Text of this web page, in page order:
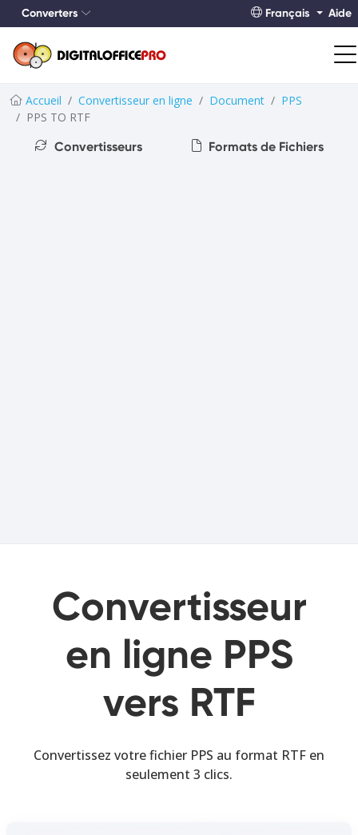
Converters Français Aide
Accueil Convertisseur en ligne Document
PPS
PPS TO RTF
Convertisseurs
Formats de Fichiers
Convertisseur
en ligne PPS
vers RTF
Convertissez votre fichier PPS au format RTF en
seulement 3 clics.